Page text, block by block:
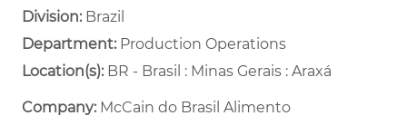
Division: Brazil
Department: ​ Production Operations ​
Location(s):BR - Brasil : Minas Gerais : Araxá
Company: McCain do Brasil Alimento